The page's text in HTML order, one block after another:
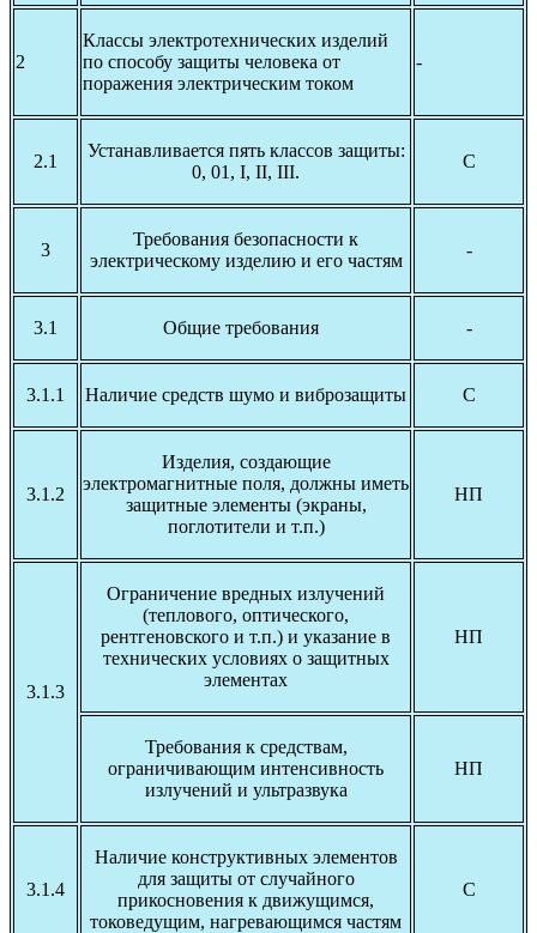
2
Классы электротехнических изделий
по способу защиты человека от
поражения электрическим током
-
2.1
Устанавливается пять классов защиты:
0, 01, I, II, III.
С
3
Требования безопасности к
электрическому изделию и его частям
-
3.1 Общие требования -
3.1.1 Наличие средств шумо и виброзащиты С
3.1.2
Изделия, создающие
электромагнитные поля, должны иметь
защитные элементы (экраны,
поглотители и т.п.)
НП
3.1.3
Ограничение вредных излучений
(теплового, оптического,
рентгеновского и т.п.) и указание в
технических условиях о защитных
элементах
НП
Требования к средствам,
ограничивающим интенсивность
излучений и ультразвука
НП
3.1.4
Наличие конструктивных элементов
для защиты от случайного
прикосновения к движущимся,
токоведущим, нагревающимся частям
С